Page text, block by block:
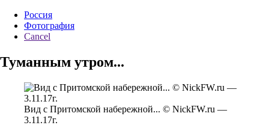
Россия
Фотография
Cancel
Туманным утром...
Вид с Притомской набережной... © NickFW.ru —
3.11.17г.